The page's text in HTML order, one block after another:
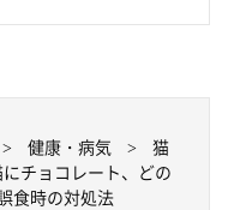
健康・病気
猫
チョコレート、どの
食時の対処法